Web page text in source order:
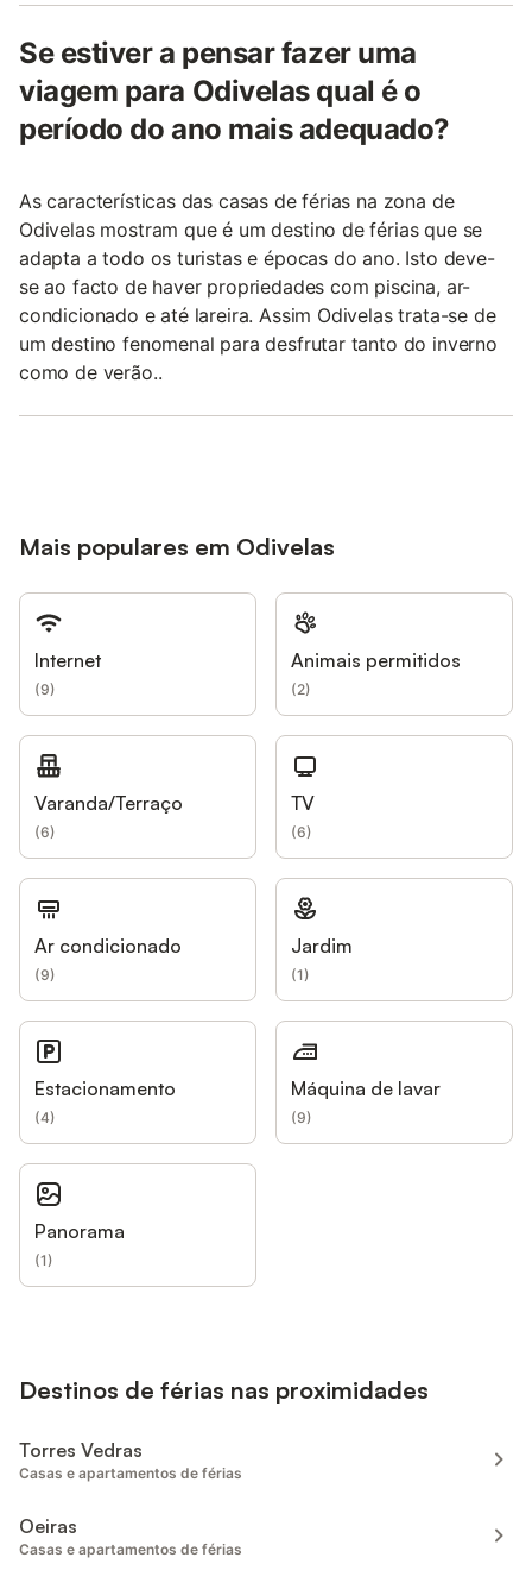
Se estiver a pensar fazer uma
viagem para Odivelas qual é o
período do ano mais adequado?
As características das casas de férias na zona de
Odivelas mostram que é um destino de férias que se
adapta a todo os turistas e épocas do ano. Isto deve-
se ao facto de haver propriedades com piscina, ar-
condicionado e até lareira. Assim Odivelas trata-se de
um destino fenomenal para desfrutar tanto do inverno
como de verão..
Mais populares em Odivelas
Internet
(9)
Animais permitidos
(2)
Varanda/Terraço
(6)
TV
(6)
Ar condicionado
(9)
Jardim
(1)
Estacionamento
(4)
Máquina de lavar
(9)
Panorama
(1)
Destinos de férias nas proximidades
Torres Vedras
Casas e apartamentos de férias
Oeiras
Casas e apartamentos de férias